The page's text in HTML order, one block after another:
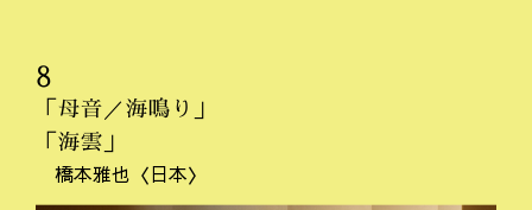
8
「母音／海鳴り」
「海雲」
橋本雅也〈日本〉